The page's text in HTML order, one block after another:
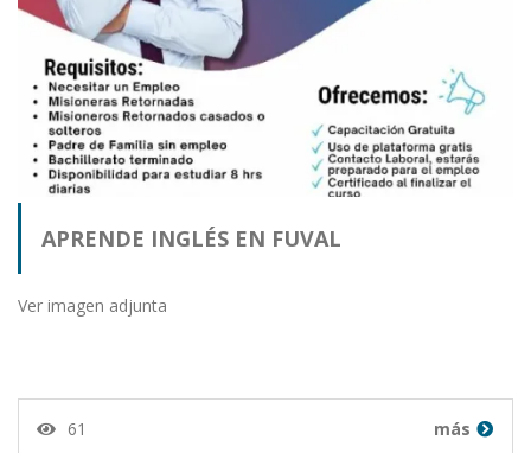
APRENDE INGLÉS EN FUVAL
Ver imagen adjunta
61 más